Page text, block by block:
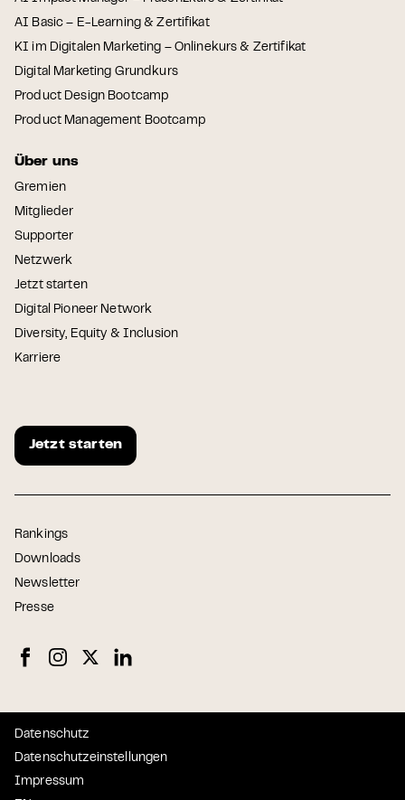
AI Basic – E-Learning & Zertifikat
KI im Digitalen Marketing – Onlinekurs & Zertifikat
Digital Marketing Grundkurs
Product Design Bootcamp
Product Management Bootcamp
Über uns
Gremien
Mitglieder
Supporter
Netzwerk
Jetzt starten
Digital Pioneer Network
Diversity, Equity & Inclusion
Karriere
Jetzt starten
Rankings
Downloads
Newsletter
Presse
Datenschutz
Datenschutzeinstellungen
Impressum